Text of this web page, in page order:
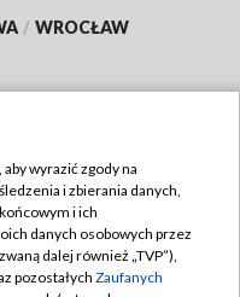
/ WROCŁAW
TVP
wyrazić zgody na
i zbierania danych,
i ich
danych osobowych przez
dalej również „TVP”),
pozostałych Zaufanych